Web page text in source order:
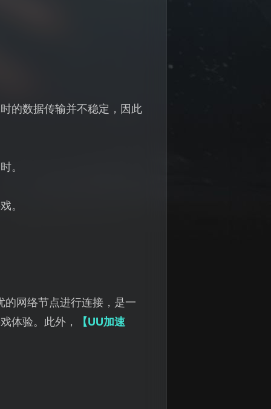
的数据传输并不稳定，因此
。
。
网络节点进行连接，是一
体验。此外，
【UU加速